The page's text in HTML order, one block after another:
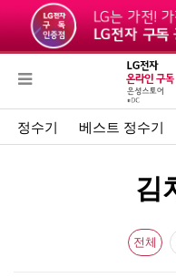
정수기 베스트 정수기
김
전체